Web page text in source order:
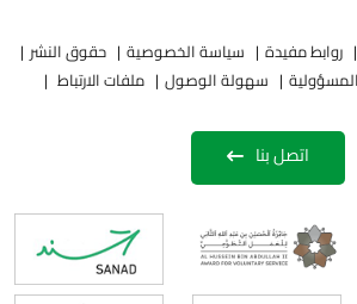
روابط مفيدة سياسة الخصوصية
حقوق النشر
سهولة الوصول ملفات الارتباط
اتصل بنا